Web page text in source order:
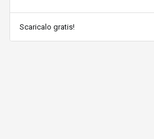
Scaricalo gratis!